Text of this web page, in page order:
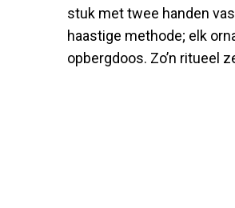
stuk met twee handen
haastige methode; elk
opbergdoos. Zo’n ritueel